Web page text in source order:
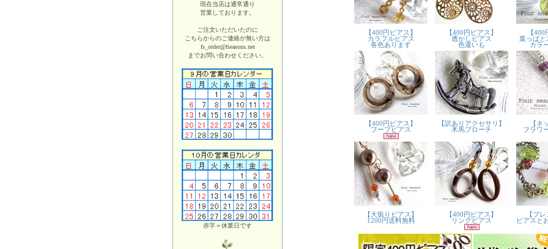
現在当店は通常通り
営業しております。
ご注文いただいたのに
こちらからのご連絡が無い方は
fs_order@fseasons.net
までお問い合わせください。
赤字＝休業日です